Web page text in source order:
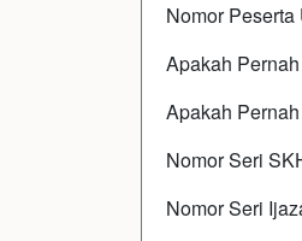
Nomor
Apakah
Apakah
Nomor Seri
Nomor Seri